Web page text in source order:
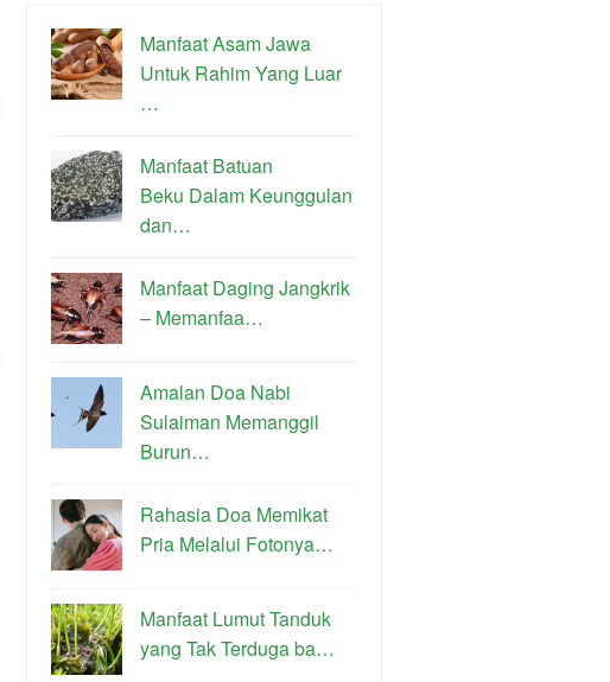
Manfaat Asam Jawa
Untuk Rahim Yang Luar
…
Manfaat Batuan
Beku Dalam Keunggulan
dan…
Manfaat Daging Jangkrik
– Memanfaa…
Amalan Doa Nabi
Sulaiman Memanggil
Burun…
Rahasia Doa Memikat
Pria Melalui Fotonya…
Manfaat Lumut Tanduk
yang Tak Terduga ba…